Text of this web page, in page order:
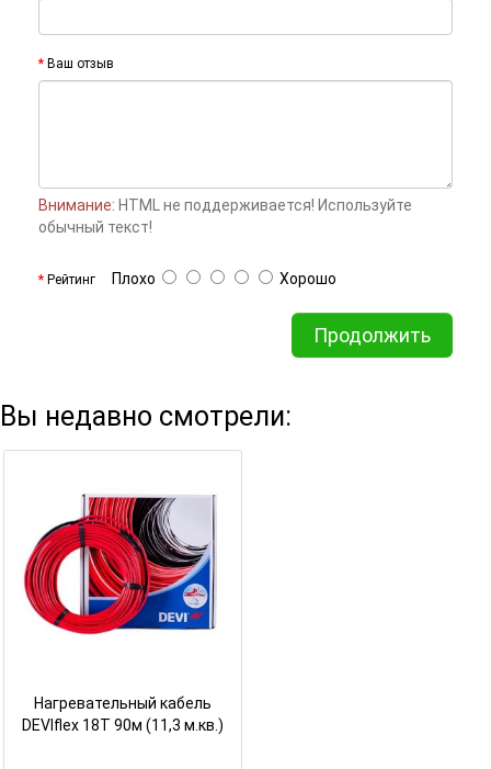
Ваш отзыв
Внимание: HTML не поддерживается! Используйте
обычный текст!
Рейтинг Плохо Хорошо
Продолжить
Вы недавно смотрели:
Нагревательный кабель
DEVIflex 18T 90м (11,3 м.кв.)